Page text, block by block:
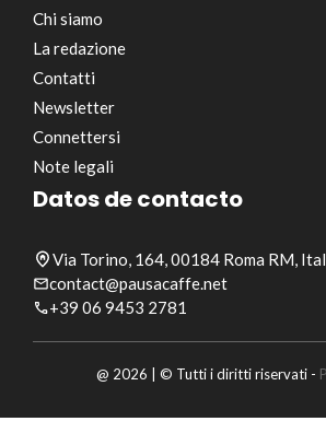
Chi siamo
La redazione
Contatti
Newsletter
Connettersi
Note legali
Datos de contacto
Via Torino, 164, 00184 Roma RM,
contact@pausacaffe.net
+39 06 9453 2781
@ 2026 | © Tutti i diritti riservati -